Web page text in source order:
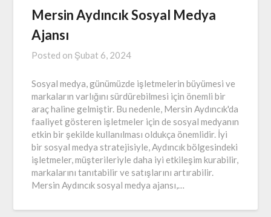
Mersin Aydıncık Sosyal Medya
Ajansı
Posted on Şubat 6, 2024
Sosyal medya, günümüzde işletmelerin büyümesi ve
markaların varlığını sürdürebilmesi için önemli bir
araç haline gelmiştir. Bu nedenle, Mersin Aydıncık'da
faaliyet gösteren işletmeler için de sosyal medyanın
etkin bir şekilde kullanılması oldukça önemlidir. İyi
bir sosyal medya stratejisiyle, Aydıncık bölgesindeki
işletmeler, müşterileriyle daha iyi etkileşim kurabilir,
markalarını tanıtabilir ve satışlarını artırabilir.
Mersin Aydıncık sosyal medya ajansı,…